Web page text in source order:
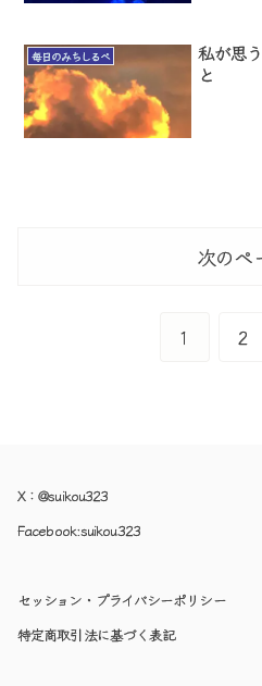
毎日のみちしるべ
私が思
と
次のペ
1 2
X：@suikou323
Facebook:suikou323
セッション・プライバシーポリシー
特定商取引法に基づく表記